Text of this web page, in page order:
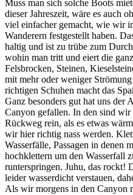
Muss man sich solche Boots
dieser Jahreszeit, wäre es auch
viel einfacher gemacht, wie wir
Wanderern festgestellt haben.
haltig und ist zu trübe zum
wohin man tritt und eiert die
Felsbrocken, Steinen,
mit mehr oder weniger
richtigen Schuhen macht das
Ganz besonders gut hat uns der
Canyon gefallen. In den sind wir
Rückweg rein, als es etwas
wir hier richtig nass werden.
Wasserfälle, Passagen in denen
hochklettern um den Wasserfall
runterspringen. Juhu, das rockt!
leider wasserdicht verstauen,
Als wir morgens in den Canyon